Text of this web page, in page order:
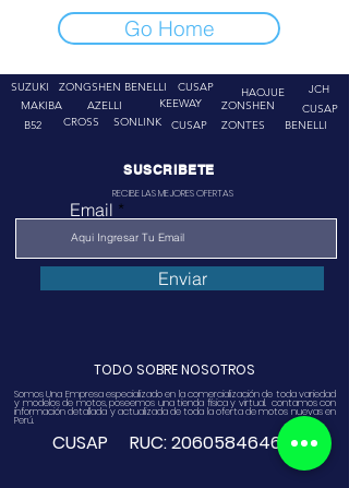
Go Home
SUZUKI
ZONGSHEN
MAKIBA
AZELLI
BENELLI
CUSAP
KEEWAY
B52
CROSS SONLINK CUSAP
HAOJUE
JCH
ZONSHEN
ZONTES
CUSAP
BENELLI
SUSCRIBETE
RECIBE LAS MEJORES OFERTAS
Email
Enviar
TODO SOBRE NOSOTROS
Somos Una Empresa especializado en la comercialización de toda variedad
y modelos de motos, poseemos una tienda física y virtual. contamos con
información detallada y actualizada de toda la oferta de motos nuevas en
Perú.
CUSAP RUC:20605846468